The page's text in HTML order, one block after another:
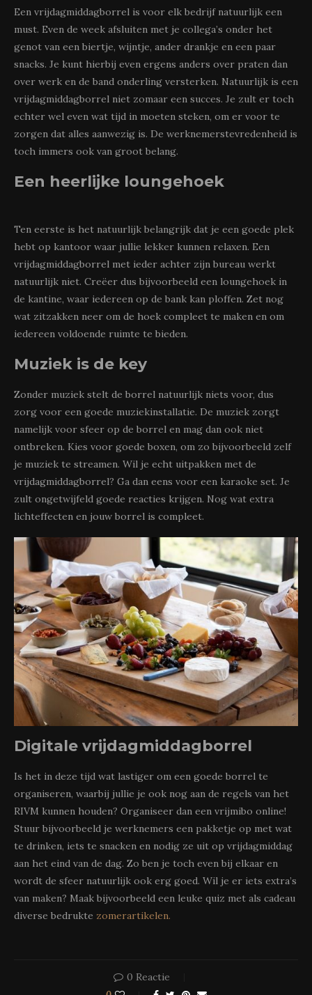
Een vrijdagmiddagborrel is voor elk bedrijf natuurlijk een
must. Even de week afsluiten met je collega’s onder het
genot van een biertje, wijntje, ander drankje en een paar
snacks. Je kunt hierbij even ergens anders over praten dan
over werk en de band onderling versterken. Natuurlijk is een
vrijdagmiddagborrel niet zomaar een succes. Je zult er toch
echter wel even wat tijd in moeten steken, om er voor te
zorgen dat alles aanwezig is. De werknemerstevredenheid is
toch immers ook van groot belang.
Een heerlijke loungehoek
Ten eerste is het natuurlijk belangrijk dat je een goede plek
hebt op kantoor waar jullie lekker kunnen relaxen. Een
vrijdagmiddagborrel met ieder achter zijn bureau werkt
natuurlijk niet. Creëer dus bijvoorbeeld een loungehoek in
de kantine, waar iedereen op de bank kan ploffen. Zet nog
wat zitzakken neer om de hoek compleet te maken en om
iedereen voldoende ruimte te bieden.
Muziek is de key
Zonder muziek stelt de borrel natuurlijk niets voor, dus
zorg voor een goede muziekinstallatie. De muziek zorgt
namelijk voor sfeer op de borrel en mag dan ook niet
ontbreken. Kies voor goede boxen, om zo bijvoorbeeld zelf
je muziek te streamen. Wil je echt uitpakken met de
vrijdagmiddagborrel? Ga dan eens voor een karaoke set. Je
zult ongetwijfeld goede reacties krijgen. Nog wat extra
lichteffecten en jouw borrel is compleet.
Digitale vrijdagmiddagborrel
Is het in deze tijd wat lastiger om een goede borrel te
organiseren, waarbij jullie je ook nog aan de regels van het
RIVM kunnen houden? Organiseer dan een vrijmibo online!
Stuur bijvoorbeeld je werknemers een pakketje op met wat
te drinken, iets te snacken en nodig ze uit op vrijdagmiddag
aan het eind van de dag. Zo ben je toch even bij elkaar en
wordt de sfeer natuurlijk ook erg goed. Wil je er iets extra’s
van maken? Maak bijvoorbeeld een leuke quiz met als cadeau
diverse bedrukte zomerartikelen.
0 Reactie